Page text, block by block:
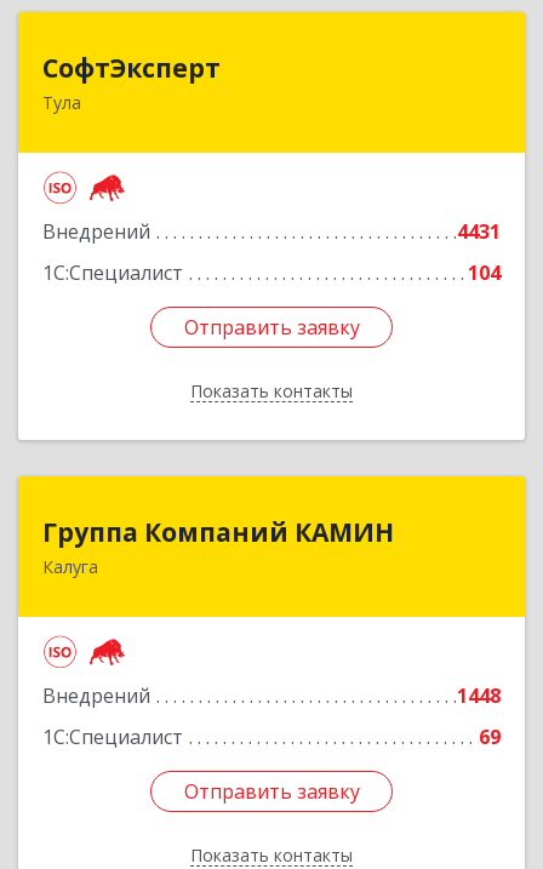
СофтЭксперт
Тула
Внедрений
4431
1С:Специалист
104
Отправить заявку
Показать контакты
300013, Тульская обл, Тула г, Болдина ул, дом №
Отправить заявку
Назад
Группа Компаний КАМИН
Калуга
Внедрений
1448
1С:Специалист
69
Отправить заявку
Показать контакты
Группа Компаний КАМИН
248023, Калужская обл, Калуга г, Теренинский
Отправить заявку
Назад